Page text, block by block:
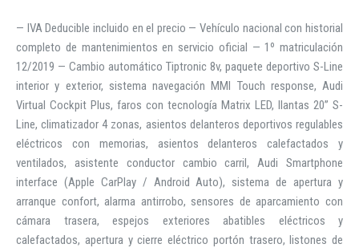
— IVA Deducible incluido en el precio — Vehículo nacional con historial
completo de mantenimientos en servicio oficial — 1º matriculación
12/2019 — Cambio automático Tiptronic 8v, paquete deportivo S-Line
interior y exterior, sistema navegación MMI Touch response, Audi
Virtual Cockpit Plus, faros con tecnología Matrix LED, llantas 20” S-
Line, climatizador 4 zonas, asientos delanteros deportivos regulables
eléctricos con memorias, asientos delanteros calefactados y
ventilados, asistente conductor cambio carril, Audi Smartphone
interface (Apple CarPlay / Android Auto), sistema de apertura y
arranque confort, alarma antirrobo, sensores de aparcamiento con
cámara trasera, espejos exteriores abatibles eléctricos y
calefactados, apertura y cierre eléctrico portón trasero, listones de